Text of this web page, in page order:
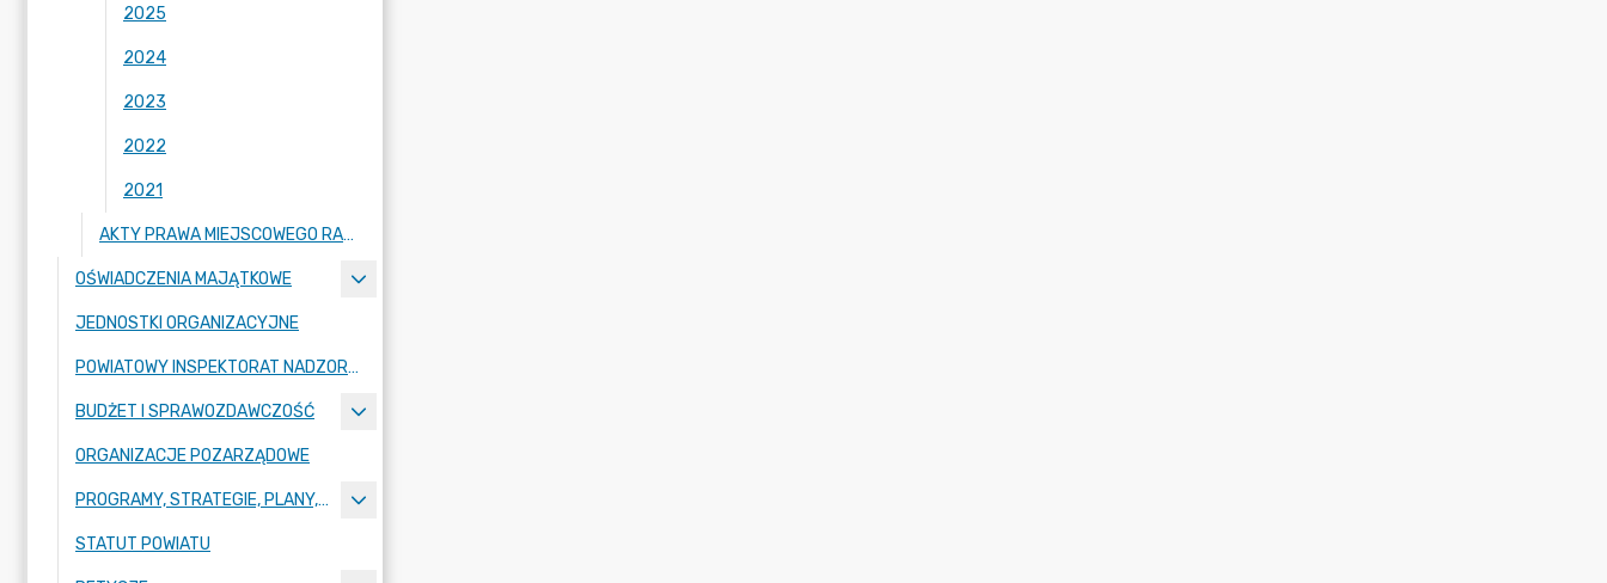
2025
2024
2023
2022
2021
AKTY PRAWA MIEJSCOWEGO RADY POWIATU ZGORZELECKIEGO
OŚWIADCZENIA MAJĄTKOWE
JEDNOSTKI ORGANIZACYJNE
POWIATOWY INSPEKTORAT NADZORU BUDOWLANEGO
BUDŻET I SPRAWOZDAWCZOŚĆ
ORGANIZACJE POZARZĄDOWE
PROGRAMY, STRATEGIE, PLANY, RAPORTY
STATUT POWIATU